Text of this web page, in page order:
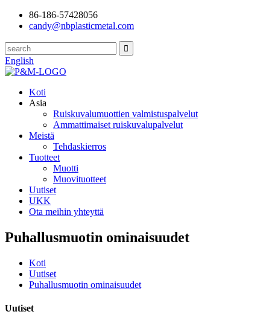
86-186-57428056
candy@nbplasticmetal.com
English
Koti
Asia
Ruiskuvalumuottien valmistuspalvelut
Ammattimaiset ruiskuvalupalvelut
Meistä
Tehdaskierros
Tuotteet
Muotti
Muovituotteet
Uutiset
UKK
Ota meihin yhteyttä
Puhallusmuotin ominaisuudet
Koti
Uutiset
Puhallusmuotin ominaisuudet
Uutiset